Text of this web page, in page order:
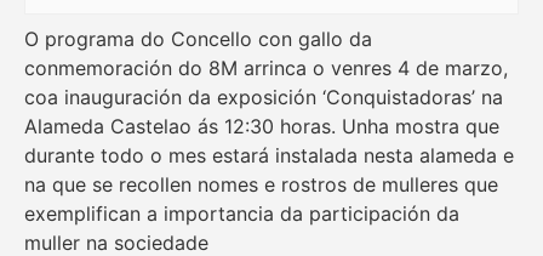
O programa do Concello con gallo da
conmemoración do 8M arrinca o venres 4 de marzo,
coa inauguración da exposición ‘Conquistadoras’ na
Alameda Castelao ás 12:30 horas. Unha mostra que
durante todo o mes estará instalada nesta alameda e
na que se recollen nomes e rostros de mulleres que
exemplifican a importancia da participación da
muller na sociedade